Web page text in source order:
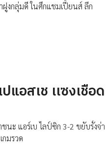
ฝูงกลุ่มดี ในศึกแชมเปี้ยนส์ ลีก
แอสเช เเซงเชือด
นะ แอร์เบ ไลป์ซิก 3-2 ขยับรั้งจ่า
มรวด